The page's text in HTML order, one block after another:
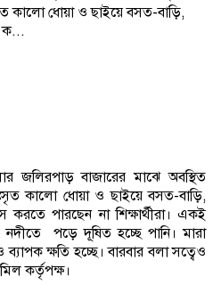
কালো ধোয়া ও ছাইয়ে বসত-বাড়ি,
ক...
জলিরপাড় বাজারের মাঝে অবস্থিত
কালো ধোয়া ও ছাইয়ে বসত-বাড়ি,
পারছেন না শিক্ষার্থীরা। একই
পড়ে দূষিত হচ্ছে পানি। মারা
ক্ষতি হচ্ছে। বারবার বলা সত্বেও
কর্তৃপক্ষ।